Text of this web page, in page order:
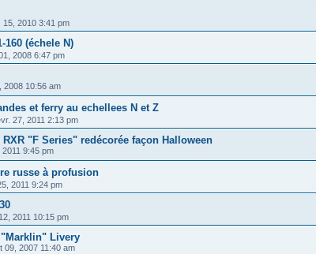
15, 2010 3:41 pm
160 (échele N)
2008 6:47 pm
2008 10:56 am
et ferry au echellees N et Z
27, 2011 2:13 pm
"F Series" redécorée façon Halloween
9:45 pm
russe à profusion
2011 9:24 pm
2011 10:15 pm
Livery
09, 2007 11:40 am